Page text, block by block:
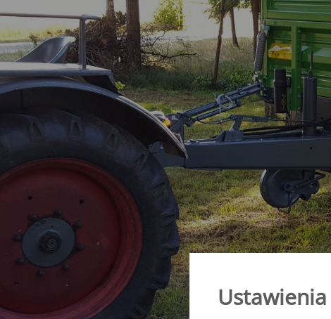
Verti-Mix Triple
SAMOJEZDNY WÓZ PASZOWY
Sherpa
Primus
Tandemowa
rolnicza - STK
Dwuosiowa
rolnicza - SZK
Przyczepa typu
SMK